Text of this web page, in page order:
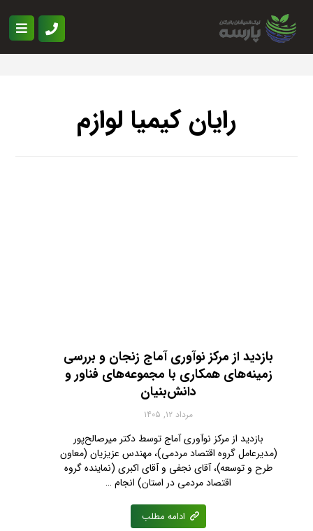
رایان کیمیا لوازم
بازدید از مرکز نوآوری آماج زنجان و بررسی
زمینه‌های همکاری با مجموعه‌های فناور و
دانش‌بنیان
مرداد ۱۲, ۱۴۰۵
بازدید از مرکز نوآوری آماج توسط دکتر میرصالح‌پور
(مدیرعامل گروه اقتصاد مردمی)، مهندس عزیزیان (معاون
طرح و توسعه)، آقای نجفی‌ و آقای اکبری (نماینده گروه
اقتصاد مردمی در استان) انجام …
ادامه مطلب